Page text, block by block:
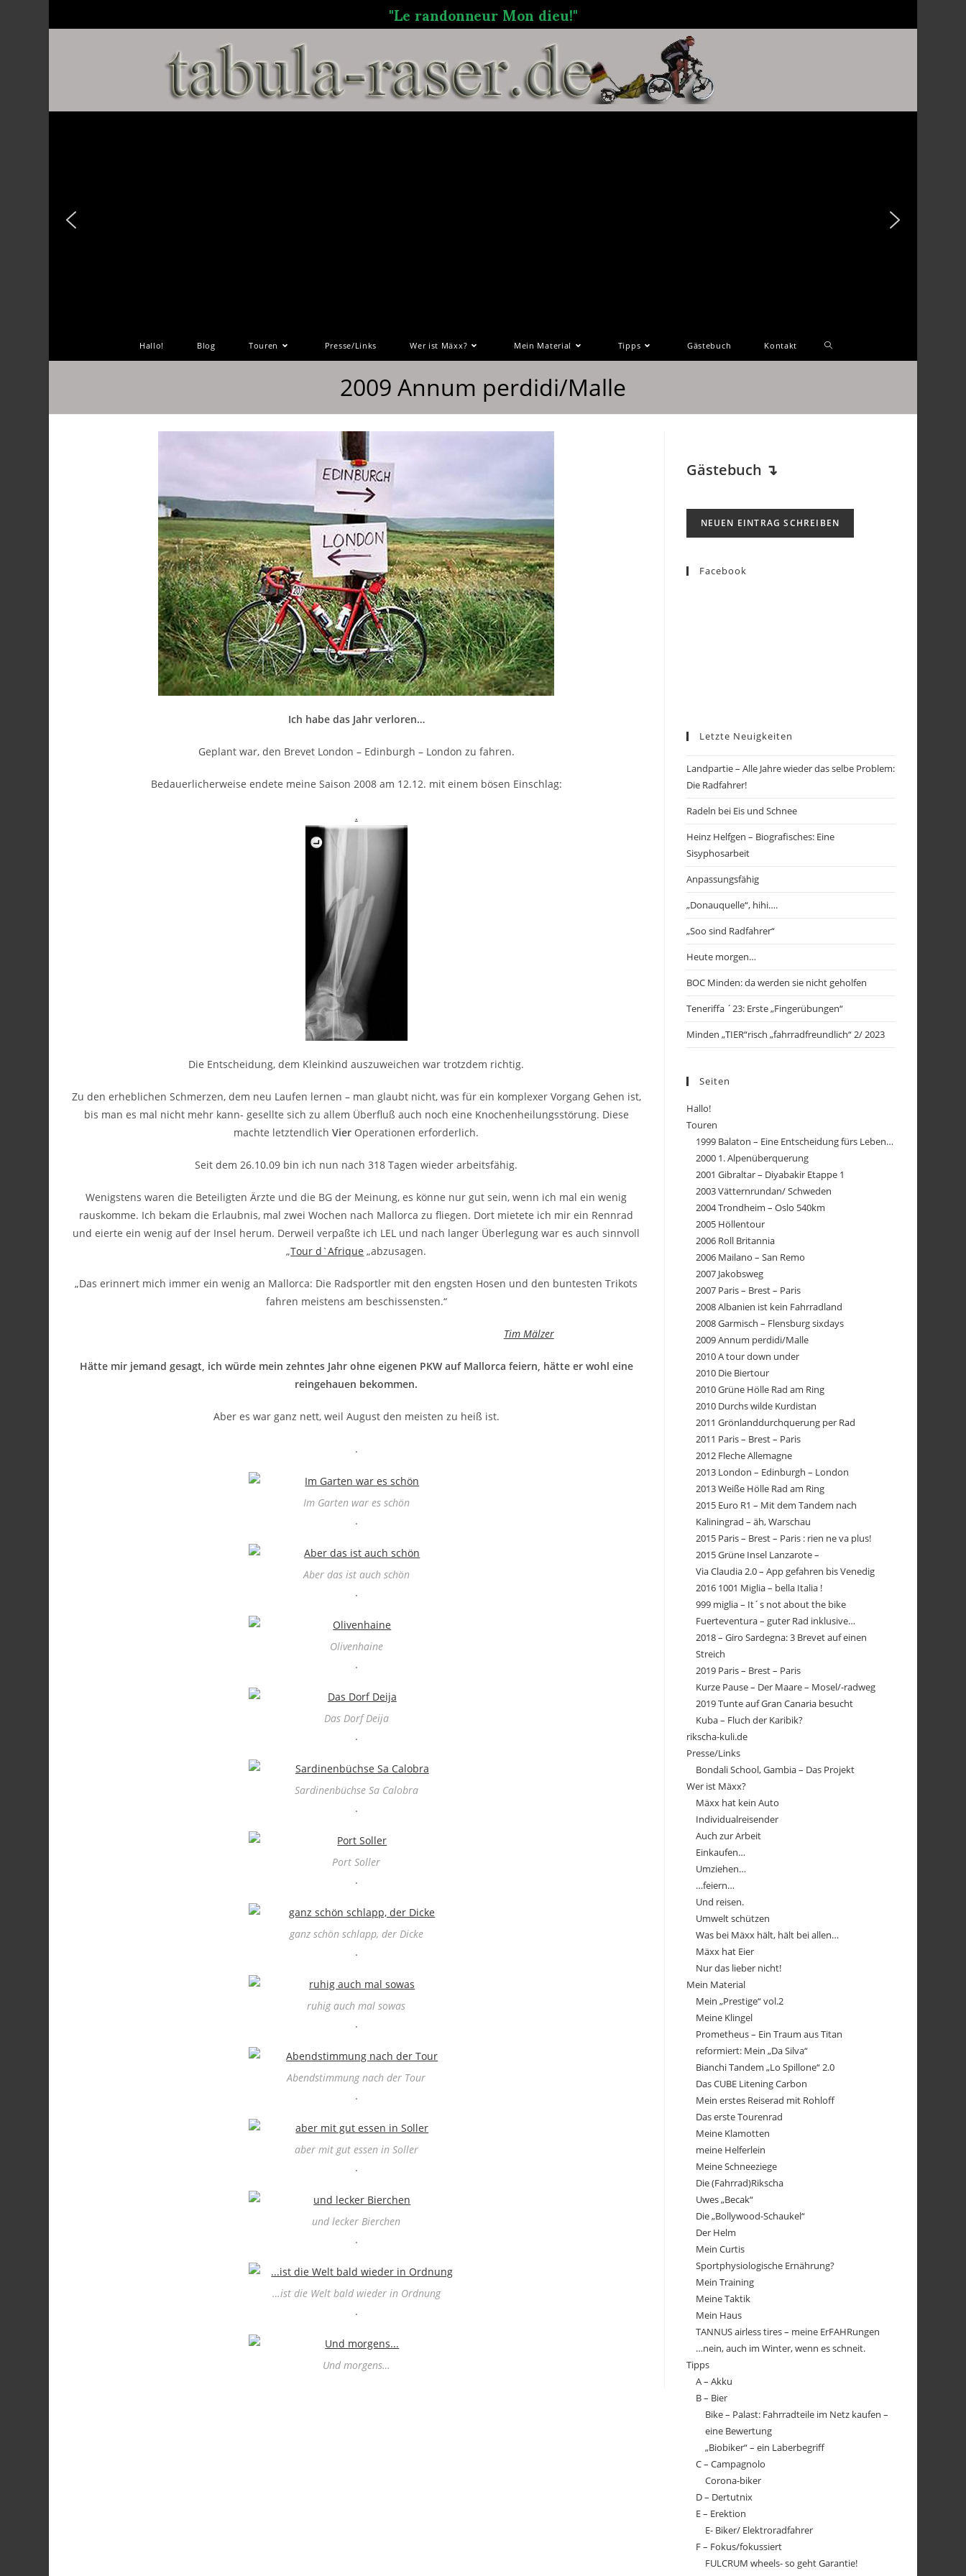
"Le randonneur Mon dieu!"
Hallo! Blog Touren Presse/Links Wer ist Mäxx? Mein Material Tipps Gästebuch Kontakt
2009 Annum perdidi/Malle
Ich habe das Jahr verloren…
Geplant war, den Brevet London – Edinburgh – London zu fahren.
Bedauerlicherweise endete meine Saison 2008 am 12.12. mit einem bösen Einschlag:
.
Die Entscheidung, dem Kleinkind auszuweichen war trotzdem richtig.
Zu den erheblichen Schmerzen, dem neu Laufen lernen – man glaubt nicht, was für ein komplexer Vorgang Gehen ist,
bis man es mal nicht mehr kann- gesellte sich zu allem Überfluß auch noch eine Knochenheilungsstörung. Diese
machte letztendlichVier Operationen erforderlich.
Seit dem 26.10.09 bin ich nun nach 318 Tagen wieder arbeitsfähig.
Wenigstens waren die Beteiligten Ärzte und die BG der Meinung, es könne nur gut sein, wenn ich mal ein wenig
rauskomme. Ich bekam die Erlaubnis, mal zwei Wochen nach Mallorca zu fliegen. Dort mietete ich mir ein Rennrad
und eierte ein wenig auf der Insel herum. Derweil verpaßte ich LEL und nach langer Überlegung war es auch sinnvoll
„Tour d`Afrique „abzusagen.
„Das erinnert mich immer ein wenig an Mallorca: Die Radsportler mit den engsten Hosen und den buntesten Trikots
fahren meistens am beschissensten.“
Tim Mälzer
Hätte mir jemand gesagt, ich würde mein zehntes Jahr ohne eigenen PKW auf Mallorca feiern, hätte er wohl eine
reingehauen bekommen.
Aber es war ganz nett, weil August den meisten zu heiß ist.
.
Im Garten war es schön
.
Aber das ist auch schön
.
Olivenhaine
.
Das Dorf Deija
.
Sardinenbüchse Sa Calobra
.
Port Soller
.
ganz schön schlapp, der Dicke
.
ruhig auch mal sowas
.
Abendstimmung nach der Tour
.
aber mit gut essen in Soller
.
und lecker Bierchen
.
…ist die Welt bald wieder in Ordnung
.
Und morgens…
Gästebuch ↴
Facebook
Letzte Neuigkeiten
Landpartie – Alle Jahre wieder das selbe Problem:
Die Radfahrer!
Radeln bei Eis und Schnee
Heinz Helfgen – Biografisches: Eine
Sisyphosarbeit
Anpassungsfähig
„Donauquelle“, hihi….
„Soo sind Radfahrer“
Heute morgen…
BOC Minden: da werden sie nicht geholfen
Teneriffa ´23: Erste „Fingerübungen“
Minden „TIER“risch „fahrradfreundlich“ 2/ 2023
Seiten
Hallo!
Touren
1999 Balaton – Eine Entscheidung fürs Leben…
2000 1. Alpenüberquerung
2001 Gibraltar – Diyabakir Etappe 1
2003 Vätternrundan/ Schweden
2004 Trondheim – Oslo 540km
2005 Höllentour
2006 Roll Britannia
2006 Mailano – San Remo
2007 Jakobsweg
2007 Paris – Brest – Paris
2008 Albanien ist kein Fahrradland
2008 Garmisch – Flensburg sixdays
2009 Annum perdidi/Malle
2010 A tour down under
2010 Die Biertour
2010 Grüne Hölle Rad am Ring
2010 Durchs wilde Kurdistan
2011 Grönlanddurchquerung per Rad
2011 Paris – Brest – Paris
2012 Fleche Allemagne
2013 London – Edinburgh – London
2013 Weiße Hölle Rad am Ring
2015 Euro R1 – Mit dem Tandem nach
Kaliningrad – äh, Warschau
2015 Paris – Brest – Paris : rien ne va plus!
2015 Grüne Insel Lanzarote –
Via Claudia 2.0 – App gefahren bis Venedig
2016 1001 Miglia – bella Italia !
999 miglia – It´s not about the bike
Fuerteventura – guter Rad inklusive…
2018 – Giro Sardegna: 3 Brevet auf einen
Streich
2019 Paris – Brest – Paris
Kurze Pause – Der Maare – Mosel/-radweg
2019 Tunte auf Gran Canaria besucht
Kuba – Fluch der Karibik?
rikscha-kuli.de
Presse/Links
Bondali School, Gambia – Das Projekt
Wer ist Mäxx?
Mäxx hat kein Auto
Individualreisender
Auch zur Arbeit
Einkaufen…
Umziehen…
…feiern…
Und reisen.
Umwelt schützen
Was bei Mäxx hält, hält bei allen…
Mäxx hat Eier
Nur das lieber nicht!
Mein Material
Mein „Prestige“ vol.2
Meine Klingel
Prometheus – Ein Traum aus Titan
reformiert: Mein „Da Silva“
Bianchi Tandem „Lo Spillone“ 2.0
Das CUBE Litening Carbon
Mein erstes Reiserad mit Rohloff
Das erste Tourenrad
Meine Klamotten
meine Helferlein
Meine Schneeziege
Die (Fahrrad)Rikscha
Uwes „Becak“
Die „Bollywood-Schaukel“
Der Helm
Mein Curtis
Sportphysiologische Ernährung?
Mein Training
Meine Taktik
Mein Haus
TANNUS airless tires – meine ErFAHRungen
…nein, auch im Winter, wenn es schneit.
Tipps
A – Akku
B – Bier
Bike – Palast: Fahrradteile im Netz kaufen –
eine Bewertung
„Biobiker“ – ein Laberbegriff
C – Campagnolo
Corona-biker
D – Dertutnix
E – Erektion
E- Biker/ Elektroradfahrer
F – Fokus/fokussiert
FULCRUM wheels- so geht Garantie!